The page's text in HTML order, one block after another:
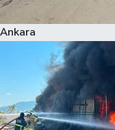
Ankara
Kadın
Kim kimdir?
Kültür Sanat
Sağlık